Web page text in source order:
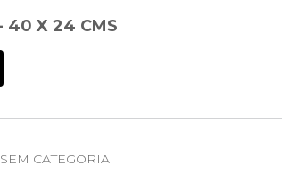
40 X 24 CMS
SEM CATEGORIA